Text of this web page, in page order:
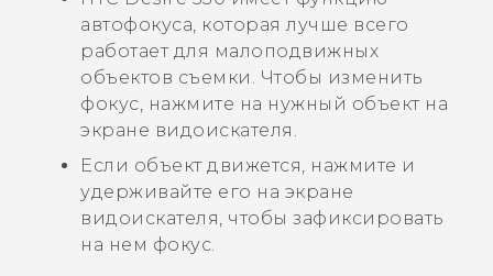
автофокуса, которая лучше всего
работает для малоподвижных
объектов съемки. Чтобы изменить
фокус, нажмите на нужный объект на
экране видоискателя.
Если объект движется, нажмите и
удерживайте его на экране
видоискателя, чтобы зафиксировать
на нем фокус.